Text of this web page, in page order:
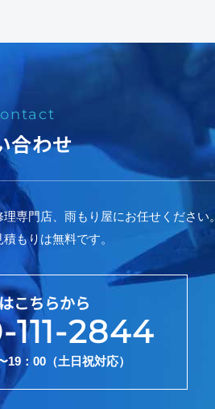
合わせ
専門店、雨もり屋にお任せください。
もりは無料です。
こちらから
2844
19：00（土日祝対応）